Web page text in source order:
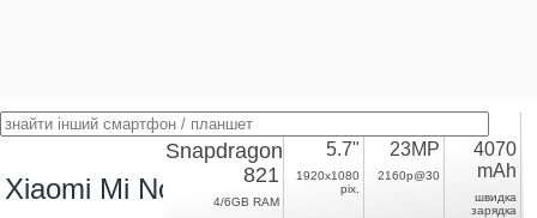
Xiaomi Mi Note 2
Snapdragon
821
4/6GB RAM
5.7"
1920x1080
pix.
23MP
2160p@30
4070
mAh
швидка
зарядка